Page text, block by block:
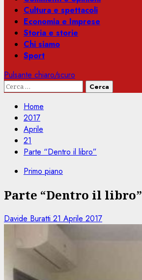
Cultura e spettacoli
Economia e Imprese
Storia e storie
Chi siamo
Sport
Pulsante chiaro/scuro
Ricerca
Home
2017
Aprile
21
Parte “Dentro il libro”
Primo piano
Parte “Dentro il libro”
Davide Buratti 21 Aprile 2017